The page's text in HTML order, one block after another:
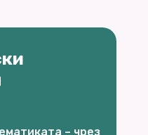
– чрез